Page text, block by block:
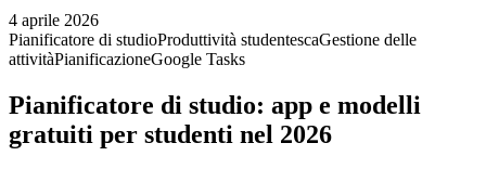
4 aprile 2026
Pianificatore di studioProduttività studentescaGestione delle
attivitàPianificazioneGoogle Tasks
Pianificatore di studio: app e modelli
gratuiti per studenti nel 2026